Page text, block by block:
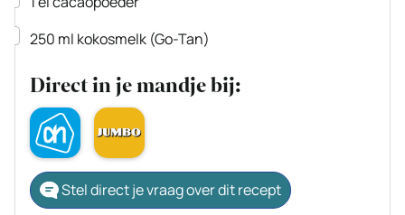
▢
250 ml kokosmelk (Go-Tan)
Direct in je mandje bij:
Stel direct je vraag over dit recept